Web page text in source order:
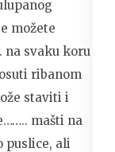
možete
na svaku koru
ribanom
staviti i
mašti na
puslice, ali